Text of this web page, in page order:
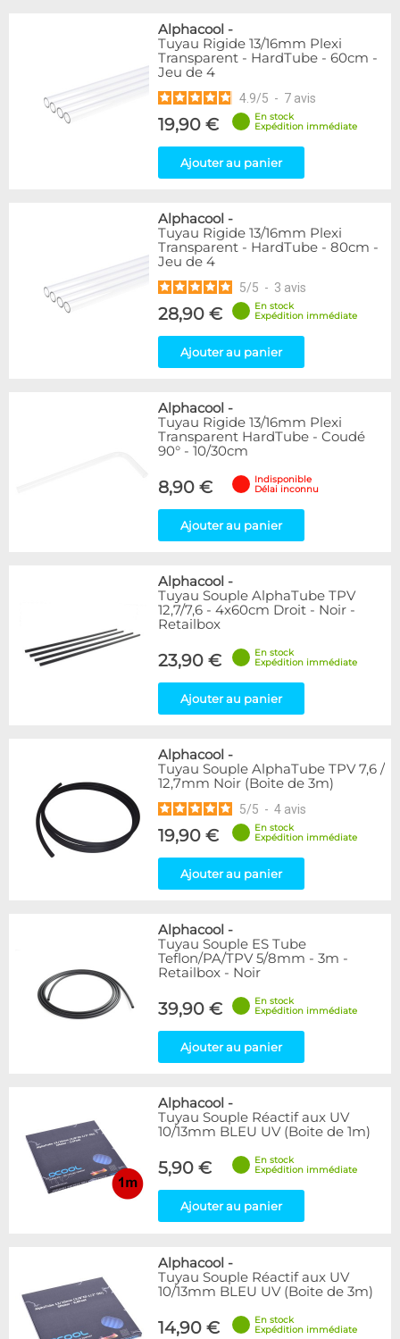
Alphacool -
Tuyau Rigide 13/16mm Plexi
Transparent - HardTube - 60cm -
Jeu de 4
4.9/5 - 7 avis
19,90 €
En stock
Expédition immédiate
Ajouter au panier
Alphacool -
Tuyau Rigide 13/16mm Plexi
Transparent - HardTube - 80cm -
Jeu de 4
5/5 - 3 avis
28,90 €
En stock
Expédition immédiate
Ajouter au panier
Alphacool -
Tuyau Rigide 13/16mm Plexi
Transparent HardTube - Coudé
90° - 10/30cm
8,90 €
Indisponible
Délai inconnu
Ajouter au panier
Alphacool -
Tuyau Souple AlphaTube TPV
12,7/7,6 - 4x60cm Droit - Noir -
Retailbox
23,90 €
En stock
Expédition immédiate
Ajouter au panier
Alphacool -
Tuyau Souple AlphaTube TPV 7,6 /
12,7mm Noir (Boite de 3m)
5/5 - 4 avis
19,90 €
En stock
Expédition immédiate
Ajouter au panier
Alphacool -
Tuyau Souple ES Tube
Teflon/PA/TPV 5/8mm - 3m -
Retailbox - Noir
39,90 €
En stock
Expédition immédiate
Ajouter au panier
Alphacool -
Tuyau Souple Réactif aux UV
10/13mm BLEU UV (Boite de 1m)
5,90 €
En stock
Expédition immédiate
Ajouter au panier
Alphacool -
Tuyau Souple Réactif aux UV
10/13mm BLEU UV (Boite de 3m)
14,90 €
En stock
Expédition immédiate